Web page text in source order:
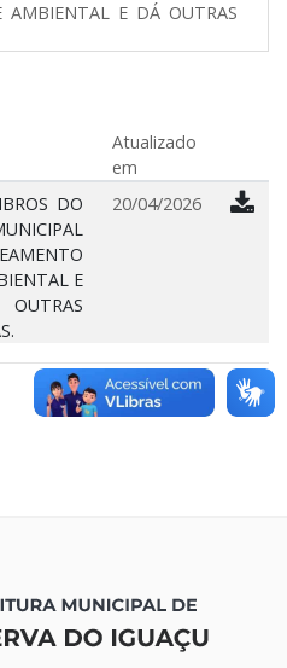
AMBIENTAL E DÁ OUTRAS
Atualizado
em
DO
E
20/04/2026